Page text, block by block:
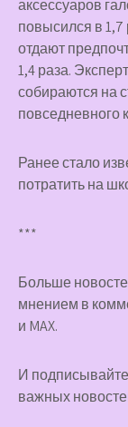
аксессуаров
повысился в
отдают
1,4 раза.
собираются на
повседневного
Ранее стало
потратить на
***
Больше
мнением в
и MAX.
И
важных